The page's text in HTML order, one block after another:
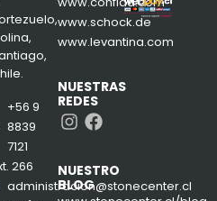
+56 9
8839
7121
266
administracion@stonecenter.cl
www.schock.de
www.levantina.com
NUESTRAS
REDES
Instagram
Facebook
NUESTRO
BLOG